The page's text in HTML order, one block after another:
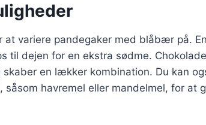
at variere pandegaker med blåbær på.
til dejen for en ekstra sødme.
en lækker kombination. Du kan
såsom havremel eller mandelmel, for at